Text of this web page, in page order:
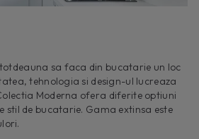
sa faca din bucatarie un loc
tehnologia si design-ul lucreaza
Moderna ofera diferite optiuni
stil de bucatarie. Gama extinsa este